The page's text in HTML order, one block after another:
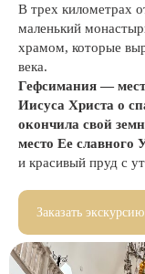
В трех километрах
маленький
храмом, которые
века.
Гефсимания —
Иисуса Христа о
окончила свой
место Ее славного
и красивый пруд с
Заказать экскурсию